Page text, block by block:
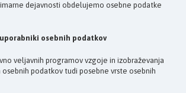
dejavnosti obdelujemo osebne podatke
osebnih podatkov
veljavnih programov vzgoje in izobraževanja
osebnih podatkov tudi posebne vrste osebnih